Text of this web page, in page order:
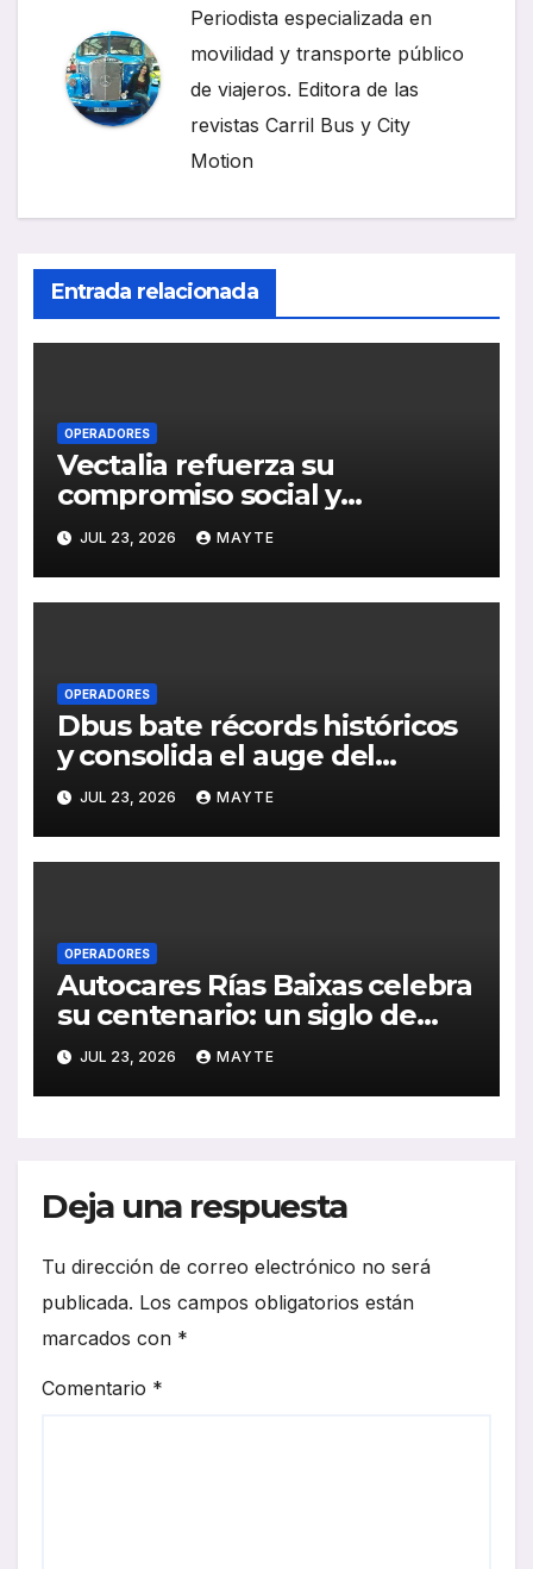
Periodista especializada en
movilidad y transporte público
de viajeros. Editora de las
revistas Carril Bus y City
Motion
Entrada relacionada
OPERADORES
Vectalia refuerza su
compromiso social y
medioambiental con la
publicación de su Memoria de
RSC 2025
JUL 23, 2026 MAYTE
OPERADORES
Dbus bate récords históricos
y consolida el auge del
transporte público en San
Sebastián
JUL 23, 2026 MAYTE
OPERADORES
Autocares Rías Baixas celebra
su centenario: un siglo de
historia, esfuerzo familiar y
compromiso con el
transporte gallego
JUL 23, 2026 MAYTE
Deja una respuesta
Tu dirección de correo electrónico no será
publicada. Los campos obligatorios están
marcados con *
Comentario *